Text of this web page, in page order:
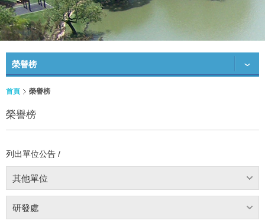
榮譽榜
首頁 榮譽榜
榮譽榜
列出單位公告 /
其他單位
研發處